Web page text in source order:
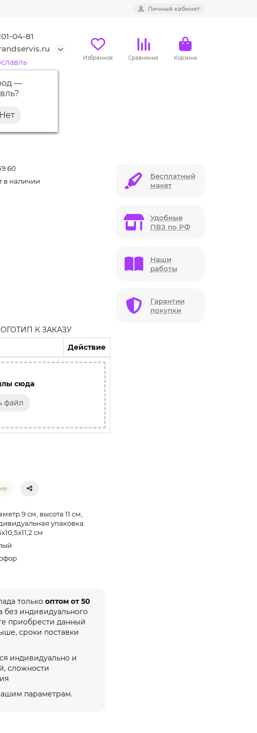
Личный кабинет
04-81
—
?
Избранное Сравнение Корзина
в наличии
К ЗАКАЗУ
Действие
сюда
файл
9 см, высота 11 см,
упаковка:
см
толькооптом от 50
без индивидуального
приобрести данный
сроки поставки
индивидуально и
сложности
параметрам.
Бесплатный
макет
Удобные
ПВЗ по РФ
Наши
работы
Гарантии
покупки